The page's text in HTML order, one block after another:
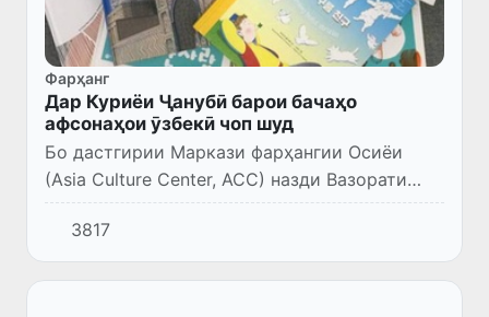
Фарҳанг
Дар Куриёи Ҷанубӣ барои бачаҳо
афсонаҳои ӯзбекӣ чоп шуд
Бо дастгирии Маркази фарҳангии Осиёи
(Asia Culture Center, ACC) назди Вазорати
фарҳанг, варзиш ва сайёҳии Ҷумҳурии Куриё
афсонаҳои ӯзбекии “Дурдонаи Шарқ –
Самарқанд” («Шарқ гавҳар...
3817